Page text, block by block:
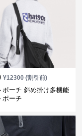
¥12300(割引前)
ポーチ 斜め掛け多機能
ポーチ